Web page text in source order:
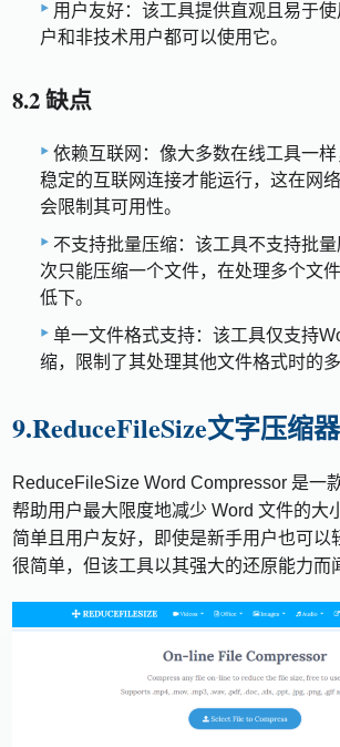
用户友好：该工具提供直观且易于
户和非技术用户都可以使用它。
8.2 缺点
依赖互联网：像大多数在线工具一
稳定的互联网连接才能运行，这在网
会限制其可用性。
不支持批量压缩：该工具不支持批
次只能压缩一个文件，在处理多个文
低下。
单一文件格式支持：该工具仅支持
缩，限制了其处理其他文件格式时的多
9.ReduceFileSize文字压缩器
ReduceFileSize Word Compressor 是一
帮助用户最大限度地减少 Word 文件的大
简单且用户友好，即使是新手用户也可以
很简单，但该工具以其强大的还原能力而